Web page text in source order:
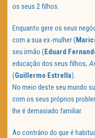
os seus 2 filhos.
Enquanto gere os seus
com a sua ex-mulher (
seu irmão (Eduard
educação dos seus filhos,
(Guillermo Estrella).
No meio deste seu mundo
com os seus próprios
lhe é demasiado familiar.
Ao contrário do que é